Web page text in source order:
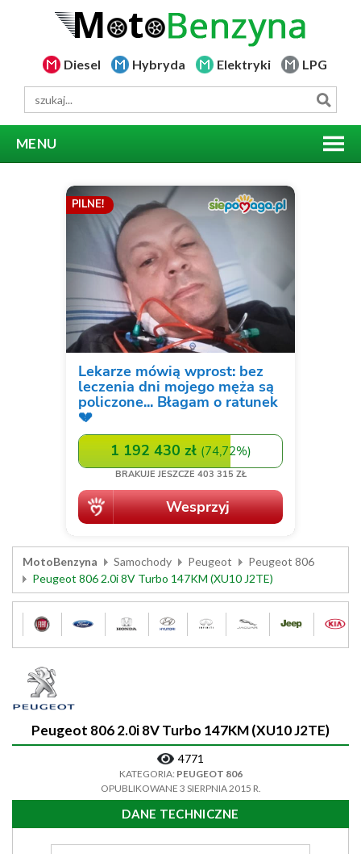
Diesel Hybryda Elektryki LPG
MENU
MotoBenzyna Samochody Peugeot
Peugeot 806
Peugeot 806 2.0i 8V Turbo 147KM (XU10 J2TE)
Peugeot 806 2.0i 8V Turbo 147KM (XU10 J2TE)
4771
KATEGORIA: PEUGEOT 806
OPUBLIKOWANE 3 SIERPNIA 2015 R.
DANE TECHNICZNE